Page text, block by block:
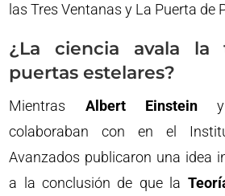
las Tres Ventanas y La Puerta de
¿La ciencia avala la
puertas estelares?
Mientras Albert Einstein
colaboraban con en el
Avanzados publicaron una idea
a la conclusión de que la